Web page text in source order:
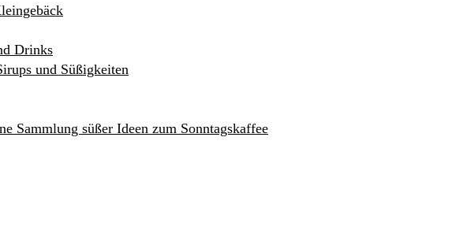
Drinks
und Süßigkeiten
Sammlung süßer Ideen zum Sonntagskaffee